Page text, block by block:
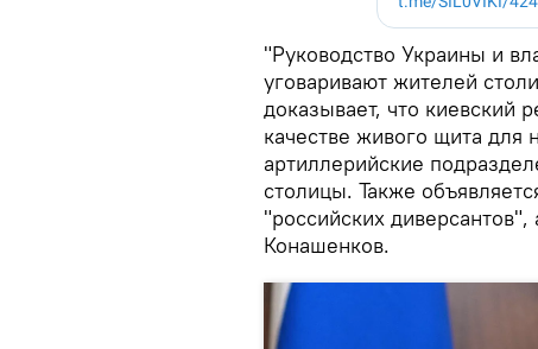
"Руководство Украины и
уговаривают жителей
доказывает, что киевский
качестве живого щита для
артиллерийские
столицы. Также
"российских
Конашенков.